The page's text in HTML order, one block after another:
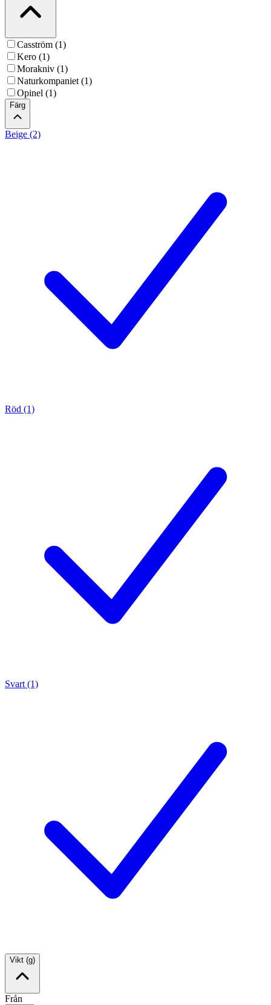
Casström (1)
Kero (1)
Morakniv (1)
Naturkompaniet (1)
Opinel (1)
Färg
Beige (2)
Röd (1)
Svart (1)
Vikt (g)
Från